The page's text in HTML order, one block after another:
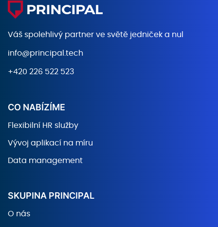
Váš spolehlivý partner ve světě jedniček a nul
info@principal.tech
+420 226 522 523
CO NABÍZÍME
Flexibilní HR služby
Vývoj aplikací na míru
Data management
SKUPINA PRINCIPAL
O nás